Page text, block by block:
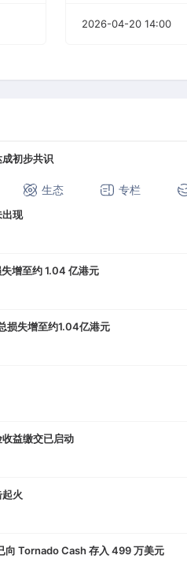
生态 专栏
2026-04-20 14:00
初步共识
出现
增至约 1.04 亿港元
损失增至约1.04亿港元
益缴交已启动
火
向 Tornado Cash 存入 499 万美元